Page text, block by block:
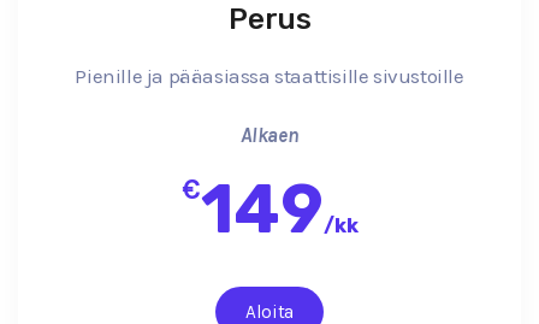
Perus
Pienille ja pääasiassa staattisille sivustoille
Alkaen
€149/kk
Aloita